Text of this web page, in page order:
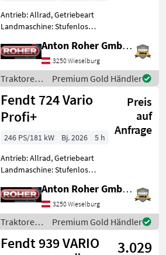
Antrieb: Allrad, Getriebeart
Landmaschine: Stufenloses
Zapfwellendrehzahl:
540/540E/1000/1000E,
Höchstgeschwindigkeit in
km/h: 50 km/h, Aufla
Anton Roher GmbH (ACA Center Roher)
3250 Wieselburg
Traktoren
/ Fendt
Premium Gold Händler
Fendt 724 Vario
Profi+
Preis
auf
Anfrage
246 PS/181 kW Bj. 2026
5 h
Antrieb: Allrad, Getriebeart
Landmaschine: Stufenloses
Zapfwellendrehzahl:
540/540E/1000/1000E,
Höchstgeschwindigkeit in
km/h: 50 km/h, Aufla
Anton Roher GmbH (ACA Center Roher)
3250 Wieselburg
Traktoren
/ Fendt
Premium Gold Händler
Fendt 939 VARIO
3.029